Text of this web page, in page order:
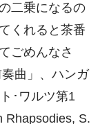
二乗になるの
くれると茶番
ごめんなさ
曲」、ハンガ
･ワルツ第1
S.